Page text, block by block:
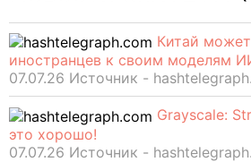
Китай
иностранцев к своим моделям
07.07.26 Источник -
Grayscale:
это хорошо!
07.07.26 Источник -